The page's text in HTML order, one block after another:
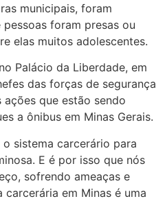
municipais, foram
foram presas ou
elas muitos adolescentes.
Palácio da Liberdade, em
das forças de segurança
que estão sendo
a ônibus em Minas Gerais.
sistema carcerário para
E é por isso que nós
sofrendo ameaças e
em Minas é uma